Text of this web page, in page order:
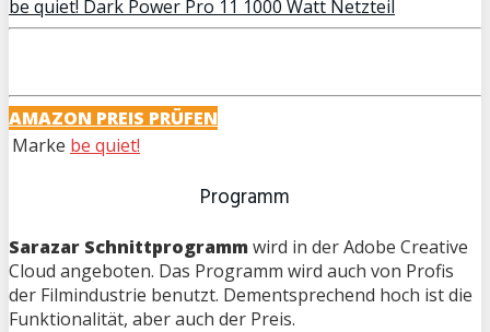
be quiet! Dark Power Pro 11 1000 Watt Netzteil
AMAZON PREIS PRÜFEN
Marke be quiet!
Programm
Sarazar Schnittprogramm wird in der Adobe Creative
Cloud angeboten. Das Programm wird auch von Profis
der Filmindustrie benutzt. Dementsprechend hoch ist die
Funktionalität, aber auch der Preis.